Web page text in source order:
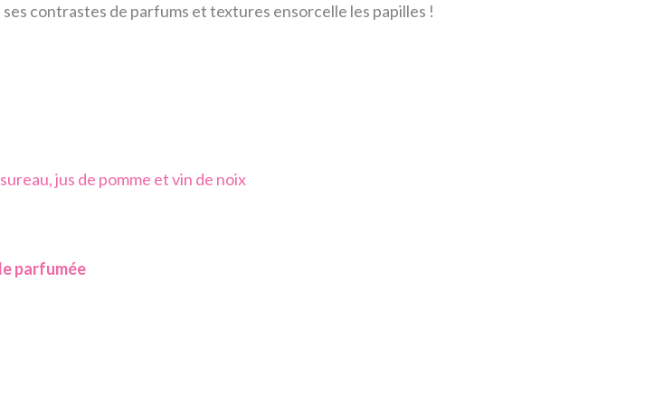
contrastes de parfums et textures ensorcelle les papilles !
jus de pomme et vin de noix
parfumée